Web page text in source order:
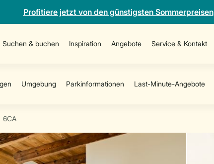
Profitiere jetzt von den günstigsten Sommerpreisen
Suchen & buchen Inspiration Angebote Service & Kontakt
6CA